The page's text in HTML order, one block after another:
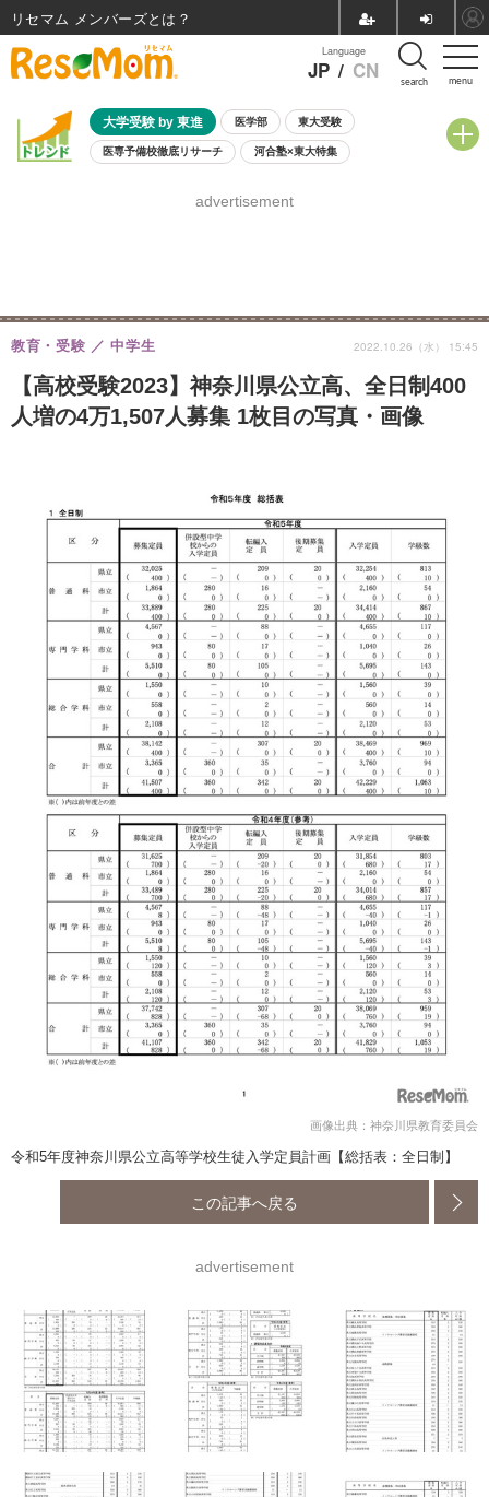
menu
Language
JP / CN search
大学受験 by 東進 医学部 東大受験
医専予備校徹底リサーチ 河合塾×東大特集
8月開催学校説明会・相談会
advertisement
【高校受験2023】神奈川県公立高、全日制400
人増の4万1,507人募集 1枚目の写真・画像
教育・受験 中学生 2022.10.26（水） 15:45
画像出典：神奈川県教育委員会
令和5年度神奈川県公立高等学校生徒入学定員計画【総括表：全日制】
この記事へ戻る
advertisement
リセマム メンバーズ